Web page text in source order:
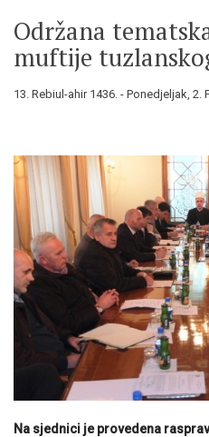
Održana
muftije
13. Rebiul-ahir 1436. - Ponedjeljak, 2.
Na sjednici je provedena